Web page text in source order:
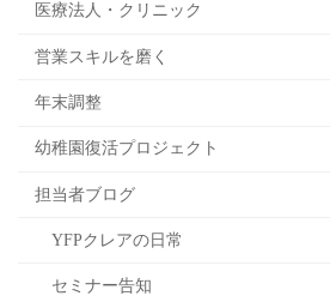
医療法人・クリニック
営業スキルを磨く
年末調整
幼稚園復活プロジェクト
担当者ブログ
YFPクレアの日常
セミナー告知